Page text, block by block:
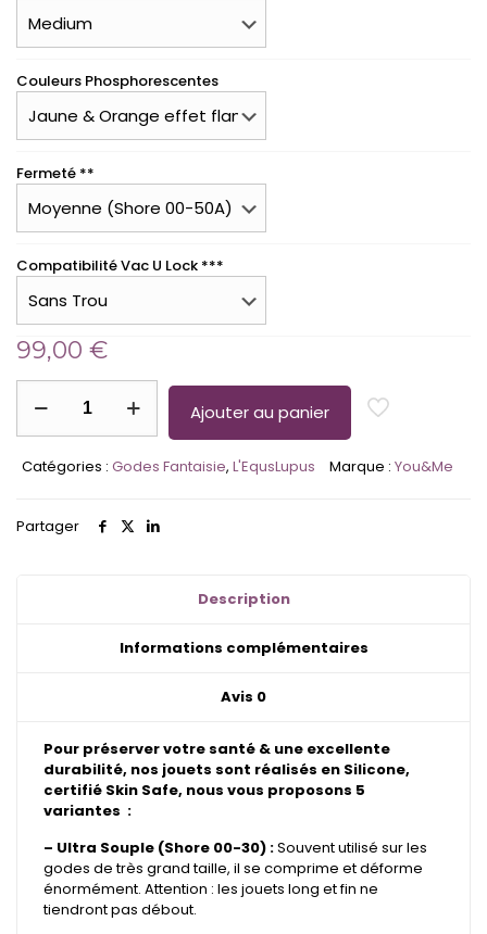
Couleurs Phosphorescentes
Fermeté **
Compatibilité Vac U Lock ***
99,00 €
L'EqusLupus
Gode
Ajouter au panier
Catégories : Godes Fantaisie, L'EqusLupus Marque : You&Me
Partager
Description
Informations complémentaires
Avis 0
Pour préserver votre santé & une excellente
durabilité, nos jouets sont réalisés en Silicone,
certifié Skin Safe, nous vous proposons 5
variantes :
– Ultra Souple (Shore 00-30) :Souvent utilisé sur les
godes de très grand taille, il se comprime et déforme
énormément. Attention : les jouets long et fin ne
tiendront pas débout.